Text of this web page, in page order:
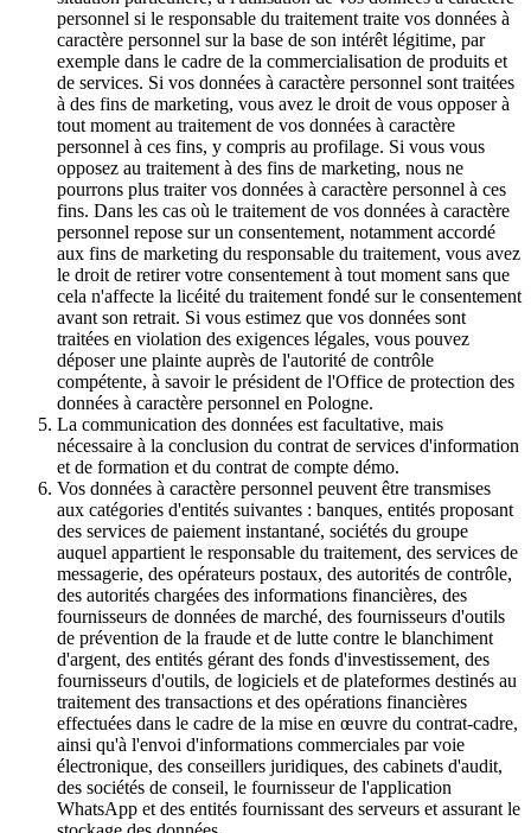
personnel si le responsable du traitement traite vos données à
caractère personnel sur la base de son intérêt légitime, par
exemple dans le cadre de la commercialisation de produits et
de services. Si vos données à caractère personnel sont traitées
à des fins de marketing, vous avez le droit de vous opposer à
tout moment au traitement de vos données à caractère
personnel à ces fins, y compris au profilage. Si vous vous
opposez au traitement à des fins de marketing, nous ne
pourrons plus traiter vos données à caractère personnel à ces
fins. Dans les cas où le traitement de vos données à caractère
personnel repose sur un consentement, notamment accordé
aux fins de marketing du responsable du traitement, vous avez
le droit de retirer votre consentement à tout moment sans que
cela n'affecte la licéité du traitement fondé sur le consentement
avant son retrait. Si vous estimez que vos données sont
traitées en violation des exigences légales, vous pouvez
déposer une plainte auprès de l'autorité de contrôle
compétente, à savoir le président de l'Office de protection des
données à caractère personnel en Pologne.
La communication des données est facultative, mais
nécessaire à la conclusion du contrat de services d'information
et de formation et du contrat de compte démo.
Vos données à caractère personnel peuvent être transmises
aux catégories d'entités suivantes : banques, entités proposant
des services de paiement instantané, sociétés du groupe
auquel appartient le responsable du traitement, des services de
messagerie, des opérateurs postaux, des autorités de contrôle,
des autorités chargées des informations financières, des
fournisseurs de données de marché, des fournisseurs d'outils
de prévention de la fraude et de lutte contre le blanchiment
d'argent, des entités gérant des fonds d'investissement, des
fournisseurs d'outils, de logiciels et de plateformes destinés au
traitement des transactions et des opérations financières
effectuées dans le cadre de la mise en œuvre du contrat-cadre,
ainsi qu'à l'envoi d'informations commerciales par voie
électronique, des conseillers juridiques, des cabinets d'audit,
des sociétés de conseil, le fournisseur de l'application
WhatsApp et des entités fournissant des serveurs et assurant le